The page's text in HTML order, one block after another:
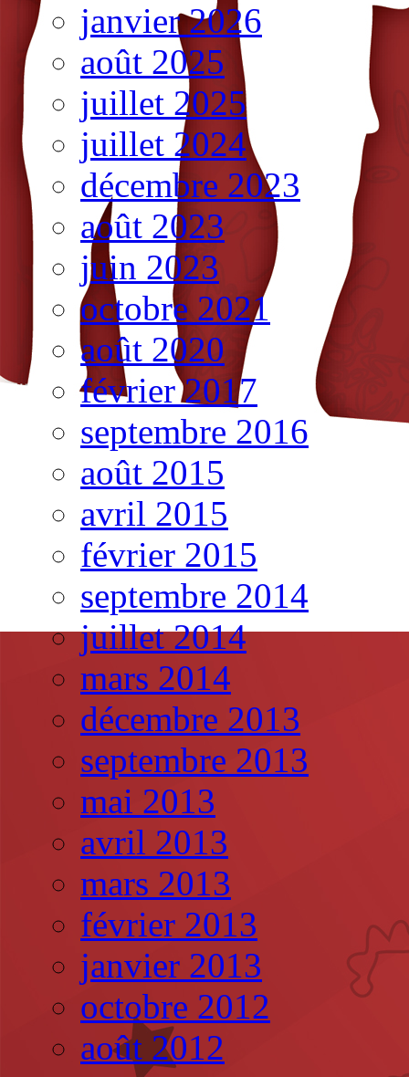
janvier 2026
août 2025
juillet 2025
juillet 2024
décembre 2023
août 2023
juin 2023
octobre 2021
août 2020
février 2017
septembre 2016
août 2015
avril 2015
février 2015
septembre 2014
juillet 2014
mars 2014
décembre 2013
septembre 2013
mai 2013
avril 2013
mars 2013
février 2013
janvier 2013
octobre 2012
août 2012